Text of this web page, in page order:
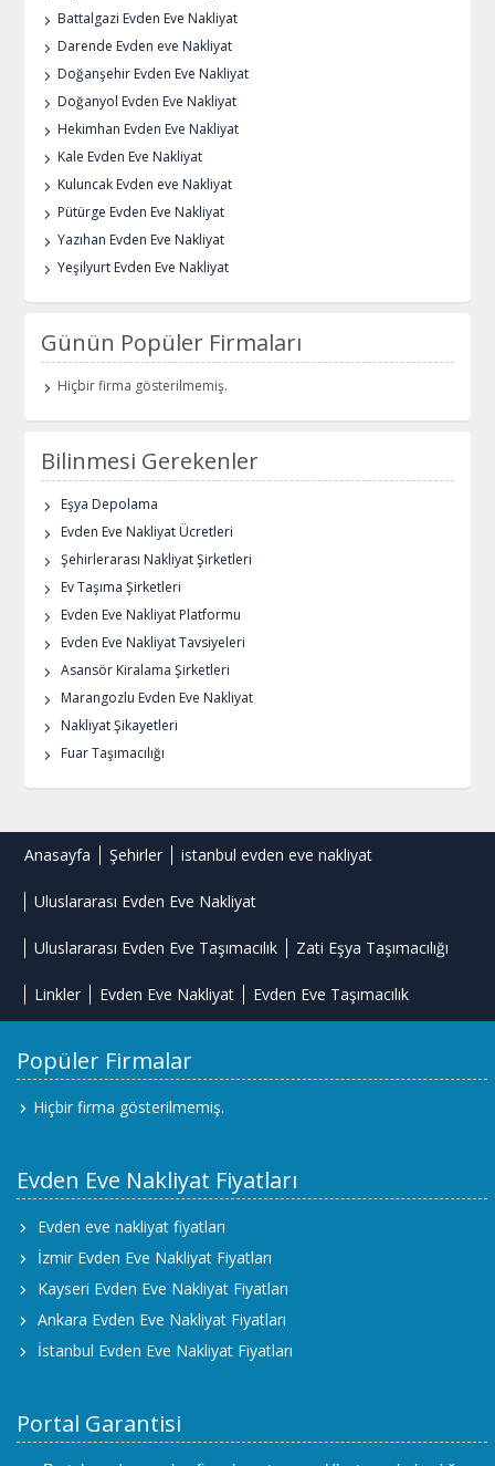
Battalgazi Evden Eve Nakliyat
Darende Evden eve Nakliyat
Doğanşehir Evden Eve Nakliyat
Doğanyol Evden Eve Nakliyat
Hekimhan Evden Eve Nakliyat
Kale Evden Eve Nakliyat
Kuluncak Evden eve Nakliyat
Pütürge Evden Eve Nakliyat
Yazıhan Evden Eve Nakliyat
Yeşilyurt Evden Eve Nakliyat
Günün Popüler Firmaları
Hiçbir firma gösterilmemiş.
Bilinmesi Gerekenler
Eşya Depolama
Evden Eve Nakliyat Ücretleri
Şehirlerarası Nakliyat Şirketleri
Ev Taşıma Şirketleri
Evden Eve Nakliyat Platformu
Evden Eve Nakliyat Tavsiyeleri
Asansör Kiralama Şirketleri
Marangozlu Evden Eve Nakliyat
Nakliyat Şikayetleri
Fuar Taşımacılığı
Anasayfa Şehirler istanbul evden eve nakliyat
Uluslararası Evden Eve Nakliyat
Uluslararası Evden Eve Taşımacılık Zati Eşya Taşımacılığı
Linkler Evden Eve Nakliyat Evden Eve Taşımacılık
Popüler Firmalar
Hiçbir firma gösterilmemiş.
Evden Eve Nakliyat Fiyatları
Evden eve nakliyat fiyatları
İzmir Evden Eve Nakliyat Fiyatları
Kayseri Evden Eve Nakliyat Fiyatları
Ankara Evden Eve Nakliyat Fiyatları
İstanbul Evden Eve Nakliyat Fiyatları
Portal Garantisi